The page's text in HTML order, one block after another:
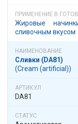
Жировые
сливочным вкусом
Сливки (DA81)
(Cream (artificial))
DA81